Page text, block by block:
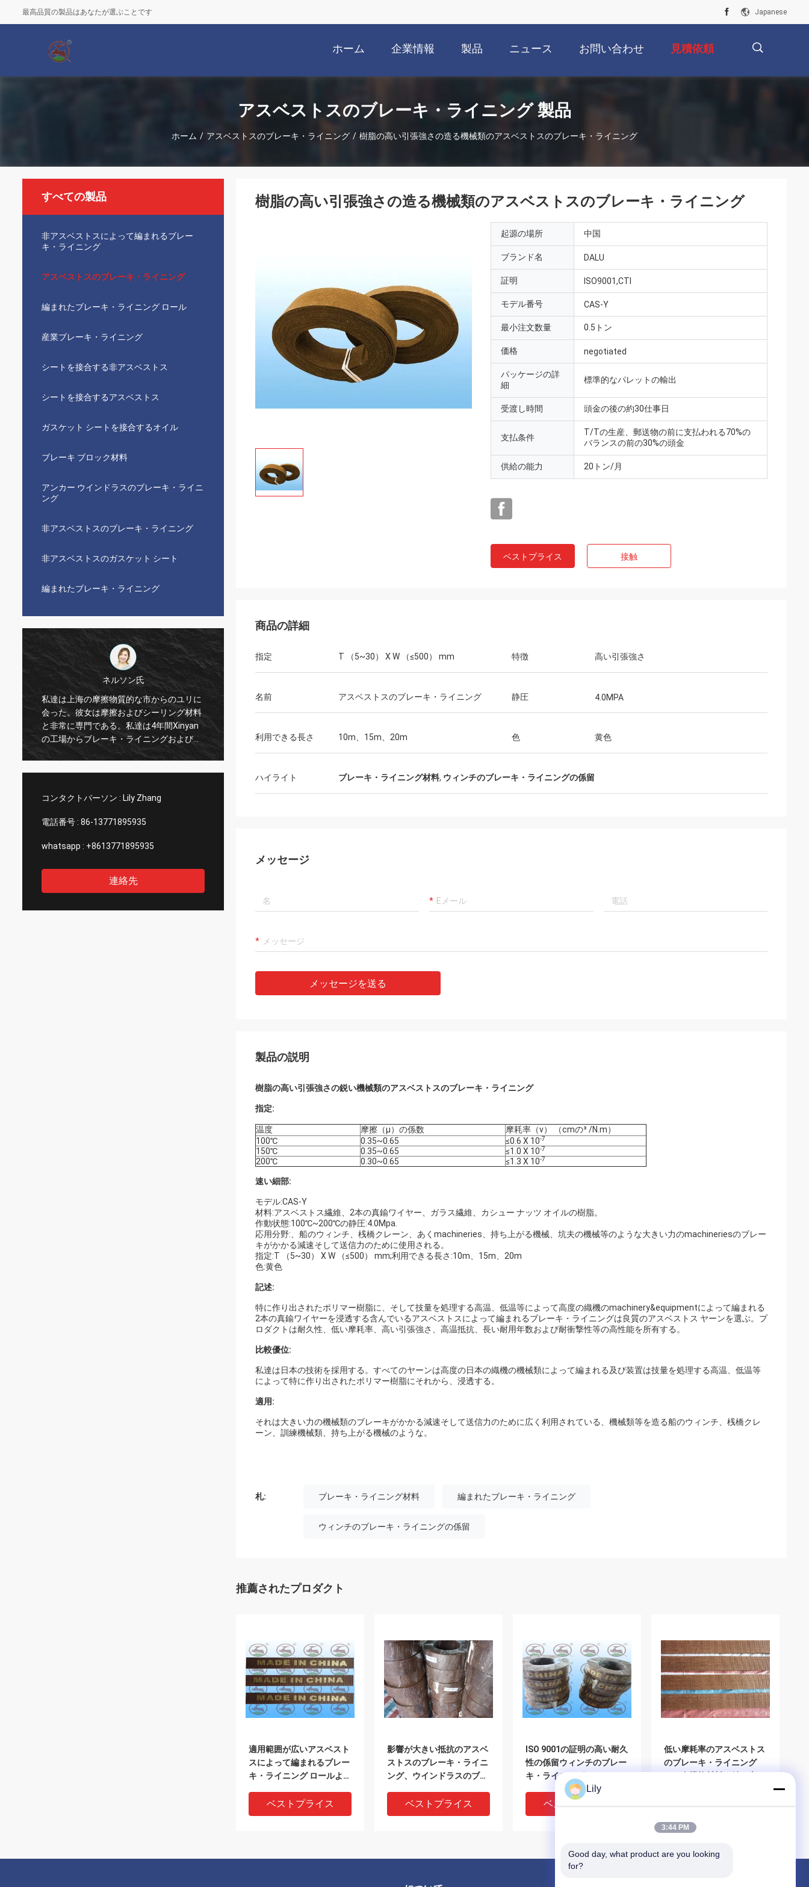
最高品質の製品はあなたが選ぶことです Japanese
ホーム 企業情報 製品 ニュース お問い合わせ 見積依頼
アスベストスのブレーキ・ライニング 製品
ホーム / アスベストスのブレーキ・ライニング / 樹脂の高い引張強さの造る機械類のアスベストスのブレーキ・ライニング
すべての製品
非アスベストスによって編まれるブレー
キ・ライニング
アスベストスのブレーキ・ライニング
編まれたブレーキ・ライニング ロール
産業ブレーキ・ライニング
シートを接合する非アスベストス
シートを接合するアスベストス
ガスケット シートを接合するオイル
ブレーキ ブロック材料
アンカー ウインドラスのブレーキ・ライニ
ング
非アスベストスのブレーキ・ライニング
非アスベストスのガスケット シート
編まれたブレーキ・ライニング
ネルソン氏
私達は上海の摩擦物質的な市からのユリに
会った。彼女は摩擦およびシーリング材料
と非常に専門である。私達は4年間Xinyan
の工場からブレーキ・ライニングおよびガ
スケットの共同シートを輸入した。よく、
ことを信じる
私達は2010年のこれ以来のXinyanにである
非常によい工場協力した。ブレーキ・ライ
のコスト パフォーマンス」であることがで
きる。ユリはコミュニケーションおよび支
い。
コンタクトパーソン : Lily Zhang
電話番号 : 86-13771895935
whatsapp : +8613771895935
連絡先
樹脂の高い引張強さの造る機械類のアスベストスのブレーキ・ライニング
起源の場所 中国
ブランド名 DALU
証明 ISO9001,CTI
モデル番号 CAS-Y
最小注文数量 0.5トン
価格 negotiated
パッケージの詳
細
標準的なパレットの輸出
受渡し時間 頭金の後の約30仕事日
支払条件
T/Tの生産、郵送物の前に支払われる70%の
バランスの前の30%の頭金
供給の能力 20トン/月
ベストプライス 接触
商品の詳細
指定 T （5~30） X W （≤500） mm 特徴 高い引張強さ
名前 アスベストスのブレーキ・ライニング 静圧 4.0MPA
利用できる長さ 10m、15m、20m 色 黄色
ハイライト ブレーキ・ライニング材料, ウィンチのブレーキ・ライニングの係留
メッセージ
メッセージを送る
製品の説明
樹脂の高い引張強さの鋭い機械類のアスベストスのブレーキ・ライニング
指定:
温度 摩擦（μ）の係数
摩耗率（v） （cmの³ /N.m）
100℃
0.35~0.65 ≤0.6 X 10-7
150℃ 0.35~0.65 ≤1.0 X 10-7
200℃ 0.30~0.65 ≤1.3 X 10-7
速い細部:
モデル:CAS-Y
材料:アスベストス繊維、2本の真鍮ワイヤー、ガラス繊維、カシュー ナッツ オイルの樹脂。
作動状態:100℃~200℃の静圧:4.0Mpa.
応用分野:、船のウィンチ、桟橋クレーン、あくmachineries、持ち上がる機械、坑夫の機械等のような大きい力のmachineriesのブレー
キがかかる減速そして送信力のために使用される。
指定:T （5~30） X W （≤500） mm;利用できる長さ:10m、15m、20m
色:黄色
記述:
特に作り出されたポリマー樹脂に、そして技量を処理する高温、低温等によって高度の織機のmachinery&equipmentによって編まれる
2本の真鍮ワイヤーを浸透する含んでいるアスベストスによって編まれるブレーキ・ライニングは良質のアスベストス ヤーンを選ぶ。プ
ロダクトは耐久性、低い摩耗率、高い引張強さ、高温抵抗、長い耐用年数および耐衝撃性等の高性能を所有する。
比較優位:
私達は日本の技術を採用する。すべてのヤーンは高度の日本の織機の機械類によって編まれる及び装置は技量を処理する高温、低温等
によって特に作り出されたポリマー樹脂にそれから、浸透する。
適用:
それは大きい力の機械類のブレーキがかかる減速そして送信力のために広く利用されている、機械類等を造る船のウィンチ、桟橋クレ
ーン、訓練機械類、持ち上がる機械のような。
札: ブレーキ・ライニング材料 編まれたブレーキ・ライニング
ウィンチのブレーキ・ライニングの係留
推薦されたプロダクト
適用範囲が広いアスベスト
スによって編まれるブレー
キ・ライニング ロールよい
ベストプライス
影響が大きい抵抗のアスベ
ストスのブレーキ・ライニ
ング、ウインドラスのブレ
ベストプライス
ISO 9001の証明の高い耐久
性の係留ウィンチのブレー
キ・ライニング
ベストプライス
低い摩耗率のアスベストス
のブレーキ・ライニング
ベストプライス
Lily
3:44 PM
Good day, what product are you looking
for?